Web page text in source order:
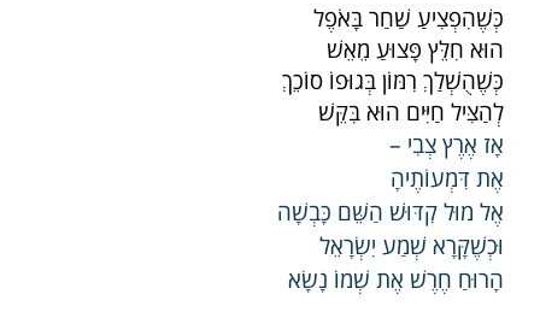
כְּשֶׁהִפְצִיעַ שַׁחַר בָּאֹפֶל
הוּא חִלֵּץ פָּצוּעַ מֵאֵשׁ
כְּשֶׁהֻשְׁלַךְ רִמּוֹן בְּגוּפוֹ סוֹכֵךְ
לְהַצִּיל חַיִּים הוּא בִּקֵּשׁ
אָז אֶרֶץ צְבִי –
אֶת דִּמְעוֹתֶיהָ
אֶל מוּל קִדּוּשׁ הַשֵּׁם כָּבְשָׁה
וּכְשֶׁקָּרָא שְׁמַע יִשְׂרָאֵל
הָרוּחַ חֶרֶשׁ אֶת שְׁמוֹ נָשָׂא